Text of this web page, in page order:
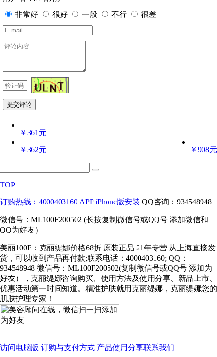
非常好
很好 一般 不行 很差
￥361元
￥908元
￥362元
TOP
订购热线：4000403160 APP iPhone版安装 QQ咨询：934548948
微信号：ML100F200502 (长按复制微信号或QQ号 添加微信和
QQ为好友）
美丽100F：克丽缇娜价格68折 原装正品 21年专营 从上海直接发
货，可以收到产品再付款;联系电话：4000403160; QQ：
934548948 微信号：ML100F200502(复制微信号或QQ号 添加为
好友），克丽缇娜咨询购买、使用方法及使用分享、新品上市、
优惠活动第一时间知道。精准护肤就用克丽缇娜，克丽缇娜您的
肌肤护理专家！
访问电脑版 订购与支付方式 产品使用分享联系我们